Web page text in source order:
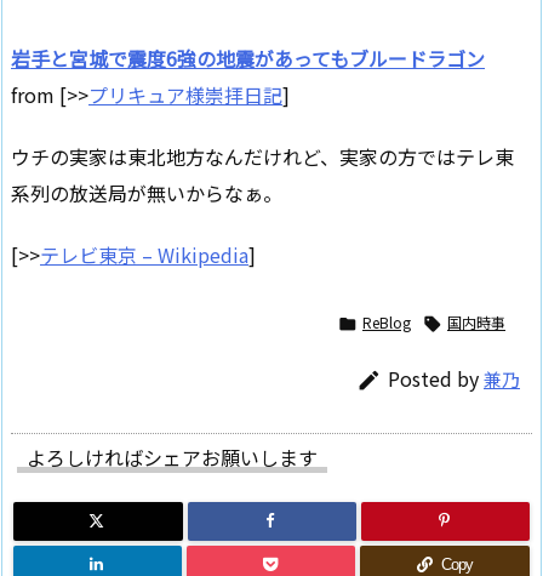
岩手と宮城で震度6強の地震があってもブルードラゴン
from [>>プリキュア様崇拝日記]
ウチの実家は東北地方なんだけれど、実家の方ではテレ東
系列の放送局が無いからなぁ。
[>>テレビ東京 – Wikipedia]
 ReBlog  国内時事
 Posted by兼乃
よろしければシェアお願いします
Copy